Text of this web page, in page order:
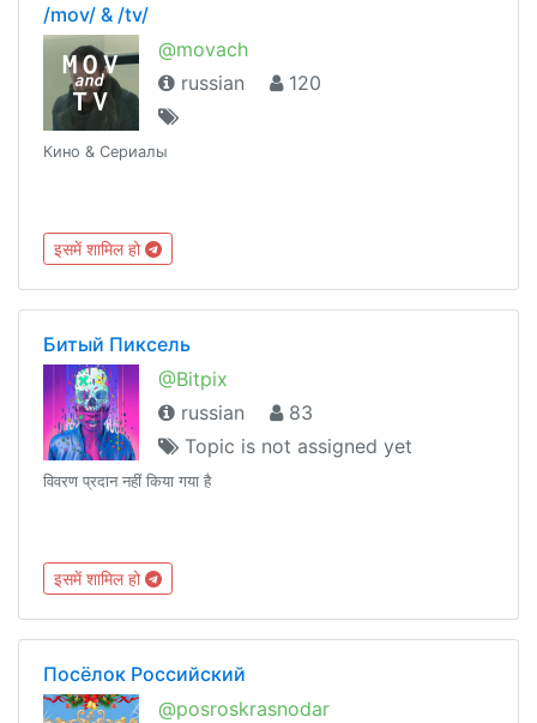
/mov/ & /tv/
@movach
russian
120
Кино & Сериалы
इसमें शामिल हो
Битый Пиксель
@Bitpix
russian
83
Topic is not assigned yet
विवरण प्रदान नहीं किया गया है
इसमें शामिल हो
Посёлок Российский
@posroskrasnodar